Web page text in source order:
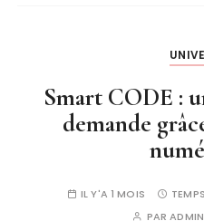
Smart CODE :
demande
IL Y'A 1 MOIS
PAR